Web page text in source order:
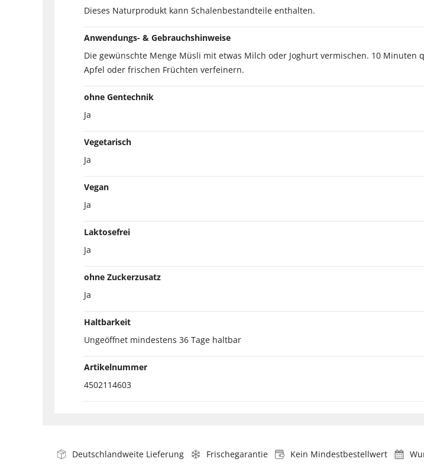
Dieses Naturprodukt kann Schalenbestandteile enthalten.
Anwendungs- & Gebrauchshinweise
Die gewünschte Menge Müsli mit etwas Milch oder Joghurt vermischen. 10 Minuten
Apfel oder frischen Früchten verfeinern.
ohne Gentechnik
Ja
Vegetarisch
Ja
Vegan
Ja
Laktosefrei
Ja
ohne Zuckerzusatz
Ja
Haltbarkeit
Ungeöffnet mindestens 36 Tage haltbar
Artikelnummer
4502114603
Deutschlandweite Lieferung Frischegarantie Kein Mindestbestellwert